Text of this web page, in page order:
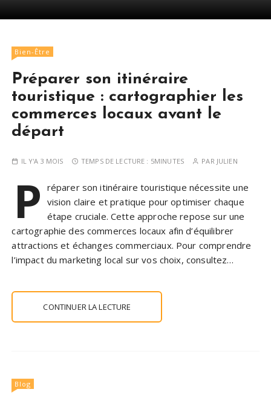
Bien-Être
Préparer son itinéraire
touristique : cartographier les
commerces locaux avant le
départ
IL Y'A 3 MOIS TEMPS DE LECTURE : 5MINUTES PAR JULIEN
P réparer son itinéraire touristique nécessite une
vision claire et pratique pour optimiser chaque
étape cruciale. Cette approche repose sur une
cartographie des commerces locaux afin d’équilibrer
attractions et échanges commerciaux. Pour comprendre
l’impact du marketing local sur vos choix, consultez…
CONTINUER LA LECTURE
Blog